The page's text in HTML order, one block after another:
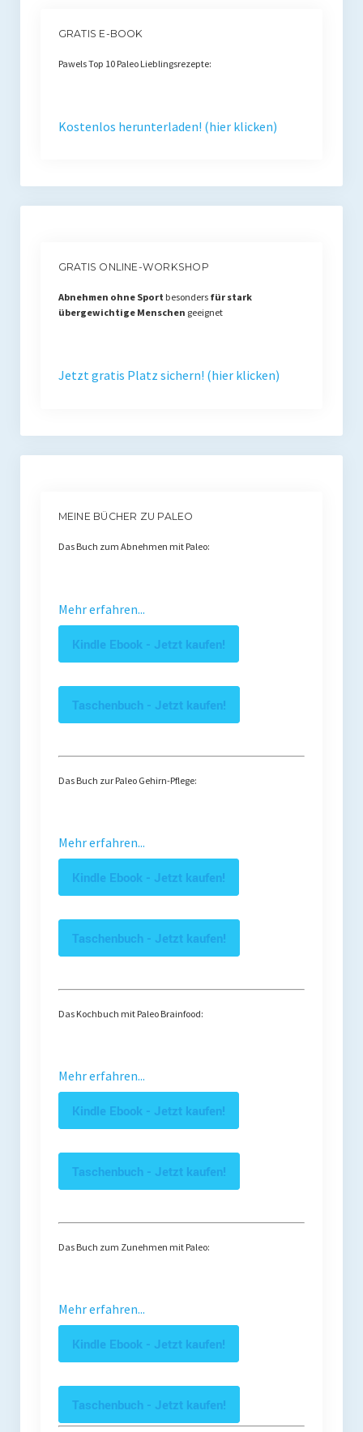
GRATIS E-BOOK
Pawels Top 10 Paleo Lieblingsrezepte:
Kostenlos herunterladen! (hier klicken)
GRATIS ONLINE-WORKSHOP
Abnehmen ohne Sport besonders für stark
übergewichtige Menschen geeignet
Jetzt gratis Platz sichern! (hier klicken)
MEINE BÜCHER ZU PALEO
Das Buch zum Abnehmen mit Paleo:
Mehr erfahren...
Kindle Ebook - Jetzt kaufen!
Taschenbuch - Jetzt kaufen!
Das Buch zur Paleo Gehirn-Pflege:
Mehr erfahren...
Kindle Ebook - Jetzt kaufen!
Taschenbuch - Jetzt kaufen!
Das Kochbuch mit Paleo Brainfood:
Mehr erfahren...
Kindle Ebook - Jetzt kaufen!
Taschenbuch - Jetzt kaufen!
Das Buch zum Zunehmen mit Paleo:
Mehr erfahren...
Kindle Ebook - Jetzt kaufen!
Taschenbuch - Jetzt kaufen!